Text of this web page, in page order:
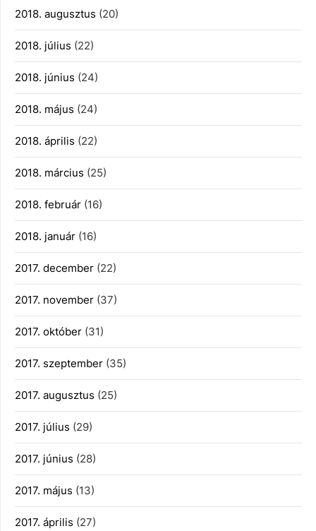
2018. augusztus (20)
2018. július (22)
2018. június (24)
2018. május (24)
2018. április (22)
2018. március (25)
2018. február (16)
2018. január (16)
2017. december (22)
2017. november (37)
2017. október (31)
2017. szeptember (35)
2017. augusztus (25)
2017. július (29)
2017. június (28)
2017. május (13)
2017. április (27)